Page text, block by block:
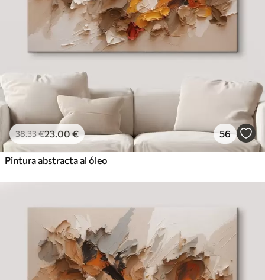
38.33€23.00€ 56
Pintura abstracta al óleo